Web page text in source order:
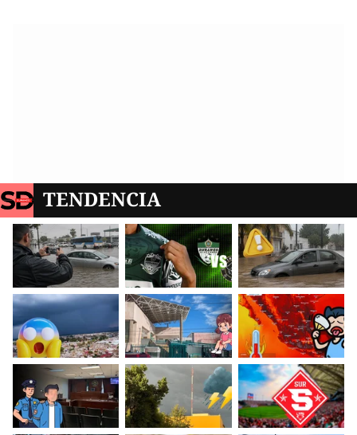
TENDENCIA